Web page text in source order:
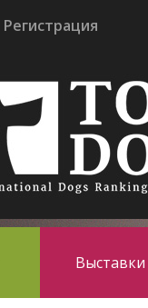
Регистрация
Выставки